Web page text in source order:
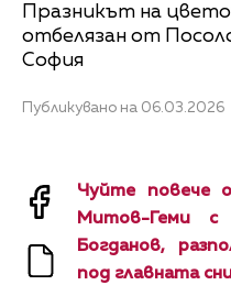
Празникът на
отбелязан от
София
Публикувано на 06.03.2026
Чуйте повече
Митов-Геми с
Богданов,
под главната